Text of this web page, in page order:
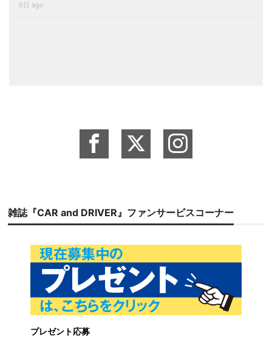
6日 ago
雑誌『CAR and DRIVER』ファンサービスコーナー
プレゼント応募